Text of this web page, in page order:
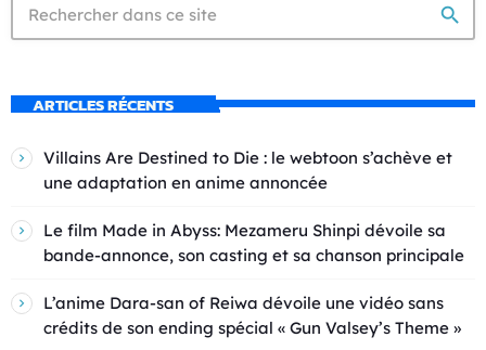
search
ARTICLES RÉCENTS
Villains Are Destined to Die : le webtoon s’achève et
une adaptation en anime annoncée
Le film Made in Abyss: Mezameru Shinpi dévoile sa
bande-annonce, son casting et sa chanson principale
L’anime Dara-san of Reiwa dévoile une vidéo sans
crédits de son ending spécial « Gun Valsey’s Theme »